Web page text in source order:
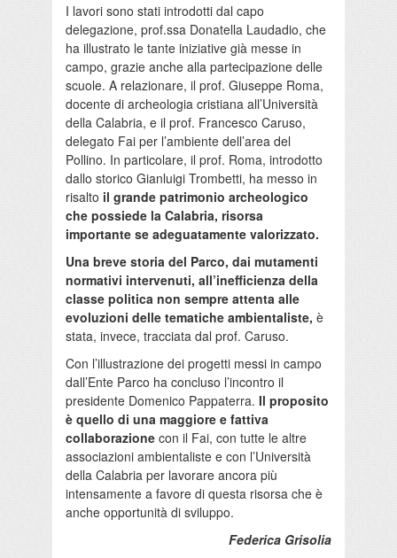
I lavori sono stati introdotti dal capo
delegazione, prof.ssa Donatella Laudadio, che
ha illustrato le tante iniziative già messe in
campo, grazie anche alla partecipazione delle
scuole. A relazionare, il prof. Giuseppe Roma,
docente di archeologia cristiana all’Università
della Calabria, e il prof. Francesco Caruso,
delegato Fai per l’ambiente dell’area del
Pollino. In particolare, il prof. Roma, introdotto
dallo storico Gianluigi Trombetti, ha messo in
risalto il grande patrimonio archeologico
che possiede la Calabria, risorsa
importante se adeguatamente valorizzato.
Una breve storia del Parco, dai mutamenti
normativi intervenuti, all’inefficienza della
classe politica non sempre attenta alle
evoluzioni delle tematiche ambientaliste, è
stata, invece, tracciata dal prof. Caruso.
Con l’illustrazione dei progetti messi in campo
dall’Ente Parco ha concluso l’incontro il
presidente Domenico Pappaterra. Il proposito
è quello di una maggiore e fattiva
collaborazione con il Fai, con tutte le altre
associazioni ambientaliste e con l’Università
della Calabria per lavorare ancora più
intensamente a favore di questa risorsa che è
anche opportunità di sviluppo.
Federica Grisolia